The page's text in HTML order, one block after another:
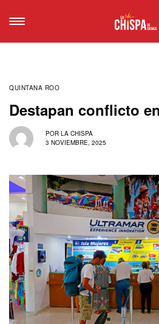
QUINTANA ROO
Destapan conflicto
POR LA CHISPA
3 NOVIEMBRE, 2025